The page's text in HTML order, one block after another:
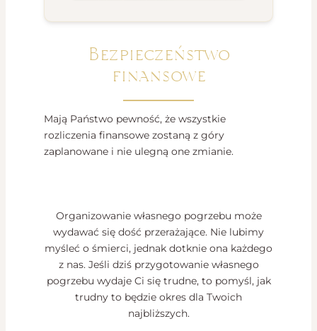
Bezpieczeństwo
finansowe
Mają Państwo pewność, że wszystkie
rozliczenia finansowe zostaną z góry
zaplanowane i nie ulegną one zmianie.
Organizowanie własnego pogrzebu może
wydawać się dość przerażające. Nie lubimy
myśleć o śmierci, jednak dotknie ona każdego
z nas. Jeśli dziś przygotowanie własnego
pogrzebu wydaje Ci się trudne, to pomyśl, jak
trudny to będzie okres dla Twoich
najbliższych.